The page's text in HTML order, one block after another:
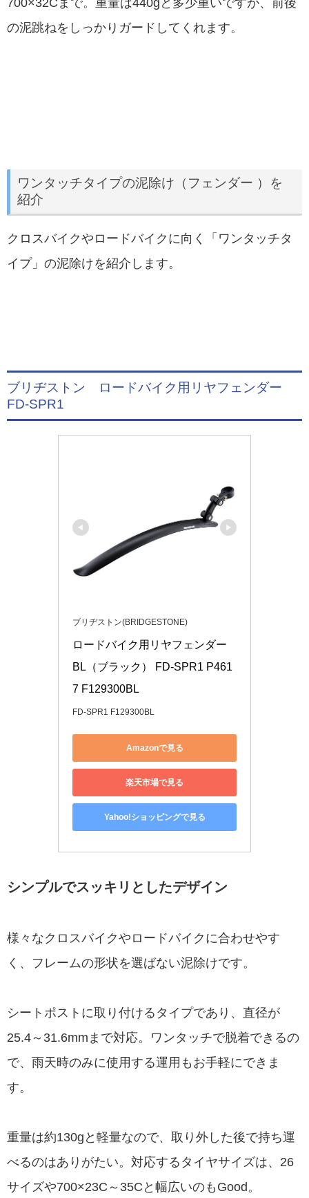
700×32Cまで。重量は440gと多少重いですが、前後
の泥跳ねをしっかりガードしてくれます。
ワンタッチタイプの泥除け（フェンダー ）を
紹介
クロスバイクやロードバイクに向く「ワンタッチタ
イプ」の泥除けを紹介します。
ブリヂストン ロードバイク用リヤフェンダー
FD-SPR1
ブリヂストン(BRIDGESTONE)
ロードバイク用リヤフェンダー
BL（ブラック） FD-SPR1 P461
7 F129300BL
FD-SPR1 F129300BL
Amazonで見る
楽天市場で見る
Yahoo!ショッピングで見る
シンプルでスッキリとしたデザイン
様々なクロスバイクやロードバイクに合わせやす
く、フレームの形状を選ばない泥除けです。
シートポストに取り付けるタイプであり、直径が
25.4～31.6mmまで対応。ワンタッチで脱着できるの
で、雨天時のみに使用する運用もお手軽にできま
す。
重量は約130gと軽量なので、取り外した後で持ち運
べるのはありがたい。対応するタイヤサイズは、26
サイズや700×23C～35Cと幅広いのもGood。